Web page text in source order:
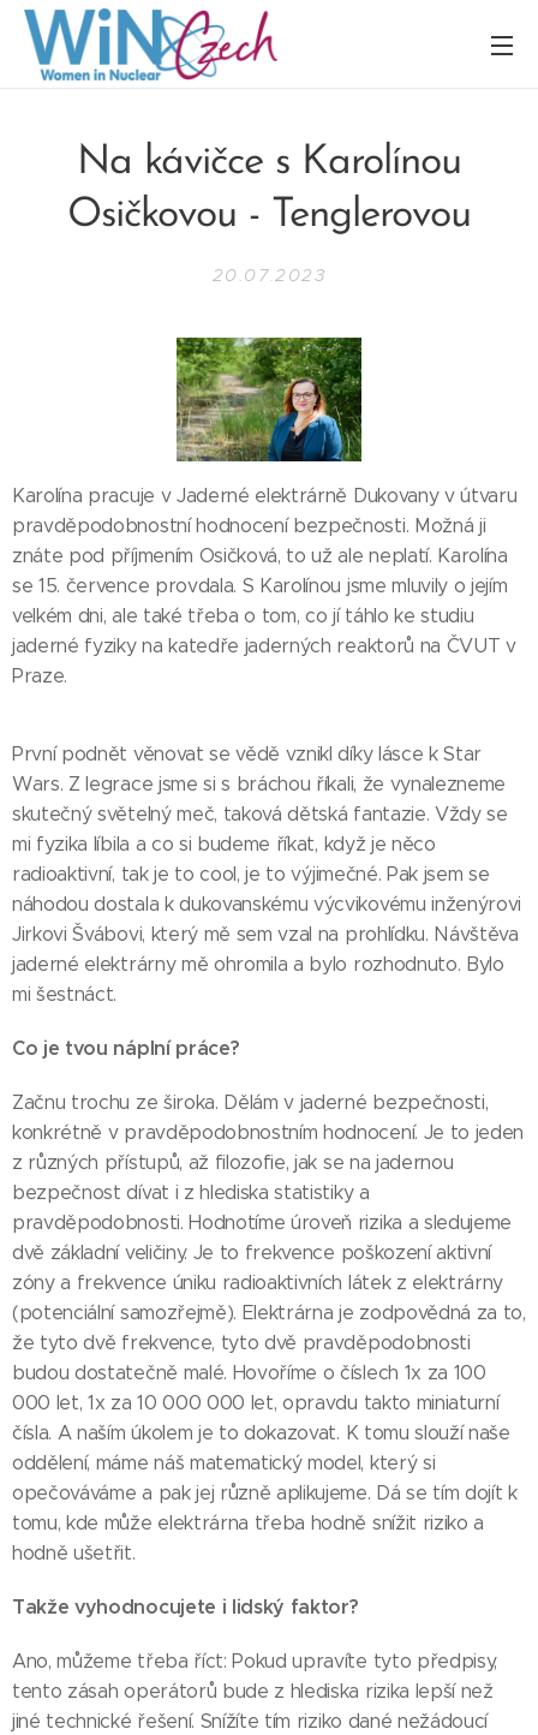
Na kávičce s Karolínou
Osičkovou - Tenglerovou
20.07.2023
Karolína pracuje v Jaderné elektrárně Dukovany v útvaru
pravděpodobnostní hodnocení bezpečnosti. Možná ji
znáte pod příjmením Osičková, to už ale neplatí. Karolína
se 15. července provdala. S Karolínou jsme mluvily o jejím
velkém dni, ale také třeba o tom, co jí táhlo ke studiu
jaderné fyziky na katedře jaderných reaktorů na ČVUT v
Praze.
První podnět věnovat se vědě vznikl díky lásce k Star
Wars. Z legrace jsme si s bráchou říkali, že vynalezneme
skutečný světelný meč, taková dětská fantazie. Vždy se
mi fyzika líbila a co si budeme říkat, když je něco
radioaktivní, tak je to cool, je to výjimečné. Pak jsem se
náhodou dostala k dukovanskému výcvikovému inženýrovi
Jirkovi Švábovi, který mě sem vzal na prohlídku. Návštěva
jaderné elektrárny mě ohromila a bylo rozhodnuto. Bylo
mi šestnáct.
Co je tvou náplní práce?
Začnu trochu ze široka. Dělám v jaderné bezpečnosti,
konkrétně v pravděpodobnostním hodnocení. Je to jeden
z různých přístupů, až filozofie, jak se na jadernou
bezpečnost dívat i z hlediska statistiky a
pravděpodobnosti. Hodnotíme úroveň rizika a sledujeme
dvě základní veličiny. Je to frekvence poškození aktivní
zóny a frekvence úniku radioaktivních látek z elektrárny
(potenciální samozřejmě). Elektrárna je zodpovědná za to,
že tyto dvě frekvence, tyto dvě pravděpodobnosti
budou dostatečně malé. Hovoříme o číslech 1x za 100
000 let, 1x za 10 000 000 let, opravdu takto miniaturní
čísla. A naším úkolem je to dokazovat. K tomu slouží naše
oddělení, máme náš matematický model, který si
opečováváme a pak jej různě aplikujeme. Dá se tím dojít k
tomu, kde může elektrárna třeba hodně snížit riziko a
hodně ušetřit.
Takže vyhodnocujete i lidský faktor?
Ano, můžeme třeba říct: Pokud upravíte tyto předpisy,
tento zásah operátorů bude z hlediska rizika lepší než
jiné technické řešení. Snížíte tím riziko dané nežádoucí